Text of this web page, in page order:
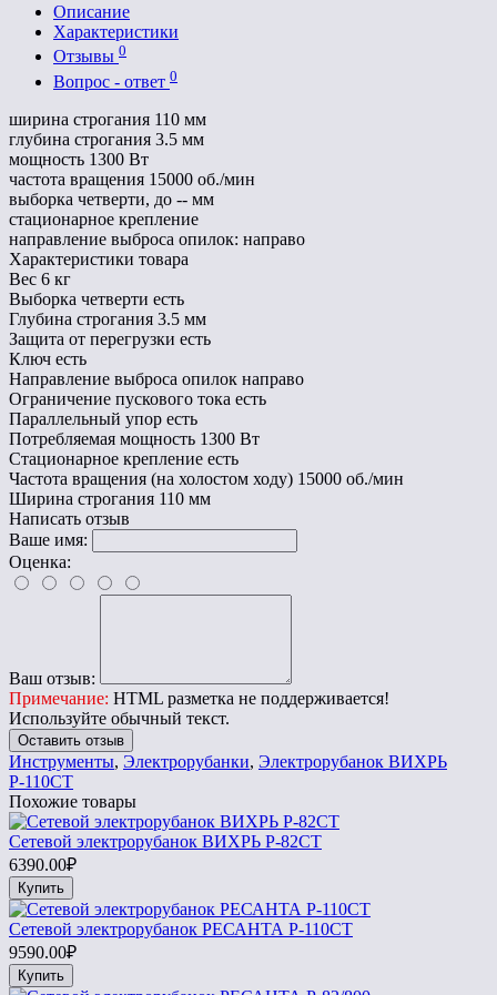
Описание
Характеристики
Отзывы 0
Вопрос - ответ 0
ширина строгания 110 мм
глубина строгания 3.5 мм
мощность 1300 Вт
частота вращения 15000 об./мин
выборка четверти, до -- мм
стационарное крепление
направление выброса опилок: направо
Характеристики товара
Вес 6 кг
Выборка четверти есть
Глубина строгания 3.5 мм
Защита от перегрузки есть
Ключ есть
Направление выброса опилок направо
Ограничение пускового тока есть
Параллельный упор есть
Потребляемая мощность 1300 Вт
Стационарное крепление есть
Частота вращения (на холостом ходу) 15000 об./мин
Ширина строгания 110 мм
Написать отзыв
Ваше имя:
Оценка:
Ваш отзыв:
Примечание: HTML разметка не поддерживается!
Используйте обычный текст.
Оставить отзыв
Инструменты, Электрорубанки, Электрорубанок ВИХРЬ
Р-110СТ
Похожие товары
Сетевой электрорубанок ВИХРЬ Р-82СТ
6390.00₽
Купить
Сетевой электрорубанок РЕСАНТА Р-110СТ
9590.00₽
Купить